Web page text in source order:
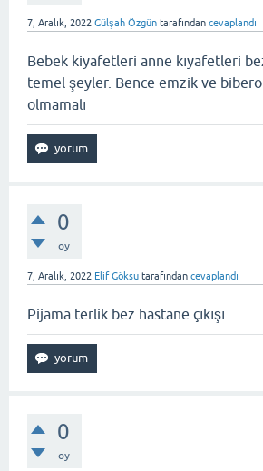
7, Aralık, 2022 Gülşah Özgün tarafından cevaplandı
Bebek kiyafetleri anne kıyafetleri
temel şeyler. Bence emzik ve
olmamalı
0
oy
7, Aralık, 2022 Elif Göksu tarafından cevaplandı
Pijama terlik bez hastane çıkışı
0
oy